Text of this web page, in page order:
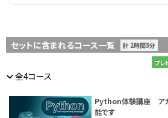
セットに含まれるコース一覧 計 2時間3分
プレ
全4コース
Python体験講座 ア
能です